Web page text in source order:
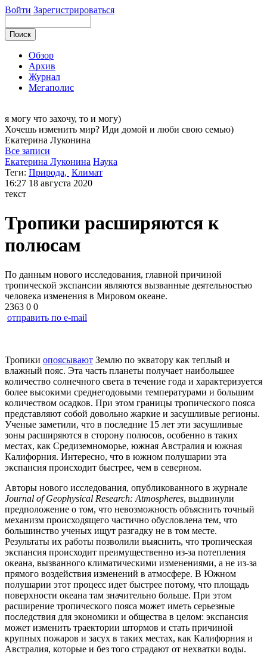
Войти Зарегистрироваться
Обзор
Архив
Журнал
Мегаполис
я могу что захочу, то и могу)
Хочешь изменить мир? Иди домой и люби свою семью)
Екатерина Луконина
Все записи
Екатерина Луконина Наука
Теги: Природа, Климат
16:27 18 августа 2020
текст
Тропики расширяются к
полюсам
По данным нового исследования, главной причиной
тропической экспансии являются вызванные деятельностью
человека изменения в Мировом океане.
2363 0 0
отправить по e-mail
Тропики опоясывают Землю по экватору как теплый и
влажный пояс. Эта часть планеты получает наибольшее
количество солнечного света в течение года и характеризуется
более высокими среднегодовыми температурами и большим
количеством осадков. При этом границы тропического пояса
представляют собой довольно жаркие и засушливые регионы.
Ученые заметили, что в последние 15 лет эти засушливые
зоны расширяются в сторону полюсов, особенно в таких
местах, как Средиземноморье, южная Австралия и южная
Калифорния. Интересно, что в южном полушарии эта
экспансия происходит быстрее, чем в северном.
Авторы нового исследования, опубликованного в журнале
Journal of Geophysical Research: Atmospheres, выдвинули
предположение о том, что невозможность объяснить точный
механизм происходящего частично обусловлена тем, что
большинство ученых ищут разгадку не в том месте.
Результаты их работы позволили выяснить, что тропическая
экспансия происходит преимущественно из-за потепления
океана, вызванного климатическими изменениями, а не из-за
прямого воздействия изменений в атмосфере. В Южном
полушарии этот процесс идет быстрее потому, что площадь
поверхности океана там значительно больше. При этом
расширение тропического пояса может иметь серьезные
последствия для экономики и общества в целом: экспансия
может изменить траектории штормов и стать причиной
крупных пожаров и засух в таких местах, как Калифорния и
Австралия, которые и без того страдают от нехватки воды.